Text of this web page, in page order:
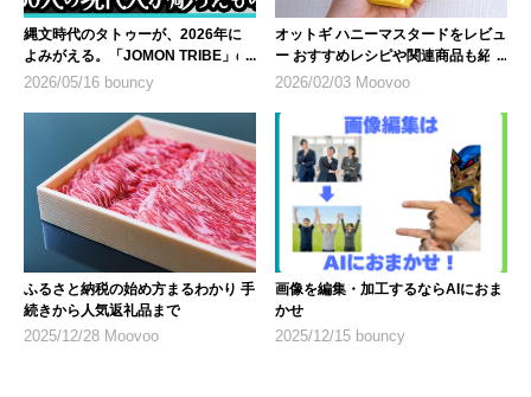
縄文時代のタトゥーが、2026年に
よみがえる。「JOMON TRIBE」の
10年
2026/05/16 bouncy
オットギ ハニーマスタードをレビュ
ー おすすめレシピや関連商品も紹介
2026/02/03 Moovoo
ふるさと納税の始め方まるわかり 手
続きから人気返礼品まで
2025/12/28 Moovoo
画像を編集・加工するならAIにおま
かせ
2025/12/15 bouncy